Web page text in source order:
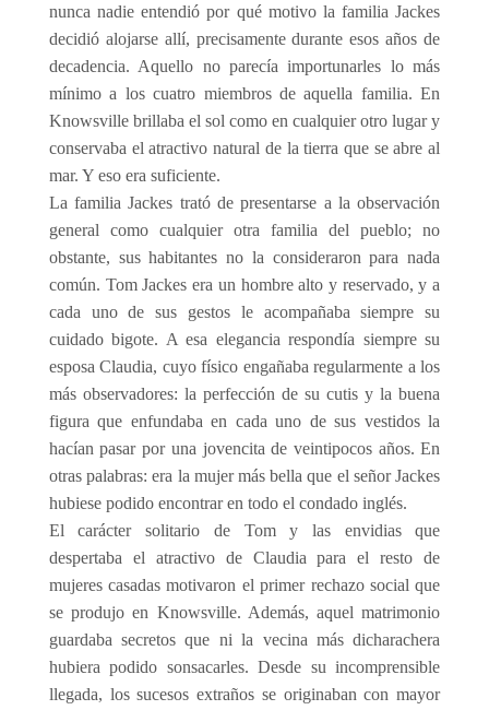
nunca nadie entendió por qué motivo la familia Jackes
decidió alojarse allí, precisamente durante esos años de
decadencia. Aquello no parecía importunarles lo más
mínimo a los cuatro miembros de aquella familia. En
Knowsville brillaba el sol como en cualquier otro lugar y
conservaba el atractivo natural de la tierra que se abre al
mar. Y eso era suficiente.
La familia Jackes trató de presentarse a la observación
general como cualquier otra familia del pueblo; no
obstante, sus habitantes no la consideraron para nada
común. Tom Jackes era un hombre alto y reservado, y a
cada uno de sus gestos le acompañaba siempre su
cuidado bigote. A esa elegancia respondía siempre su
esposa Claudia, cuyo físico engañaba regularmente a los
más observadores: la perfección de su cutis y la buena
figura que enfundaba en cada uno de sus vestidos la
hacían pasar por una jovencita de veintipocos años. En
otras palabras: era la mujer más bella que el señor Jackes
hubiese podido encontrar en todo el condado inglés.
El carácter solitario de Tom y las envidias que
despertaba el atractivo de Claudia para el resto de
mujeres casadas motivaron el primer rechazo social que
se produjo en Knowsville. Además, aquel matrimonio
guardaba secretos que ni la vecina más dicharachera
hubiera podido sonsacarles. Desde su incomprensible
llegada, los sucesos extraños se originaban con mayor